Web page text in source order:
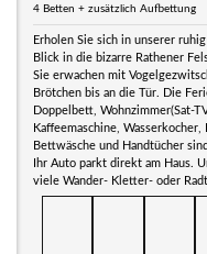
4 Betten + zusätzlich Aufbettung
Erholen Sie sich in unserer
Blick in die bizarre Rathener
Sie erwachen mit
Brötchen bis an die Tür. Die
Doppelbett, Wohnzimmer(Sat-
Kaffeemaschine,
Bettwäsche und Handtücher
Ihr Auto parkt direkt am Haus.
viele Wander- Kletter- oder